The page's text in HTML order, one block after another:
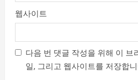
웹사이트
다음 번 댓글 작성을 위해 이 브
일, 그리고 웹사이트를 저장합